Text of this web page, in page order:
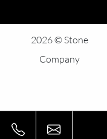
2026 © Stone
Company